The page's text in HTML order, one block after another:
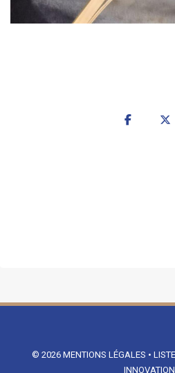
© 2026 MENTIONS LÉGALES •